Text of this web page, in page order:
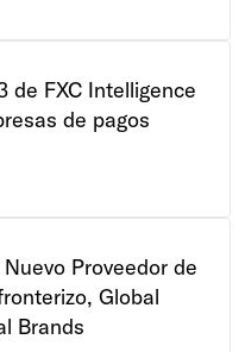
de FXC Intelligence
de pagos
Proveedor de
Global
Brands